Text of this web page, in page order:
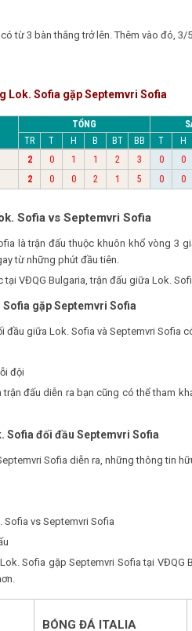
từ 3 bàn thắng trở lên. Thêm vào đó,
Lok. Sofia gặp Septemvri Sofia
TỔNG
TR T H B BT BB T H
2 0 1 1 2 3 0 0
2 0 0 2 1 5 0 0
Sofia vs Septemvri Sofia
là trận đấu thuộc khuôn khổ vòng 3
từ những phút đầu tiên.
tại VĐQG Bulgaria, trận đấu giữa Lok.
gặp Septemvri Sofia
đầu giữa Lok. Sofia và Septemvri Sofia
đội
trận đấu diễn ra bạn cũng có thể tham
Sofia đối đầu Septemvri Sofia
Sofia diễn ra, những thông tin
Sofia vs Septemvri Sofia
Sofia gặp Septemvri Sofia tại
BÓNG ĐÁ ITALIA